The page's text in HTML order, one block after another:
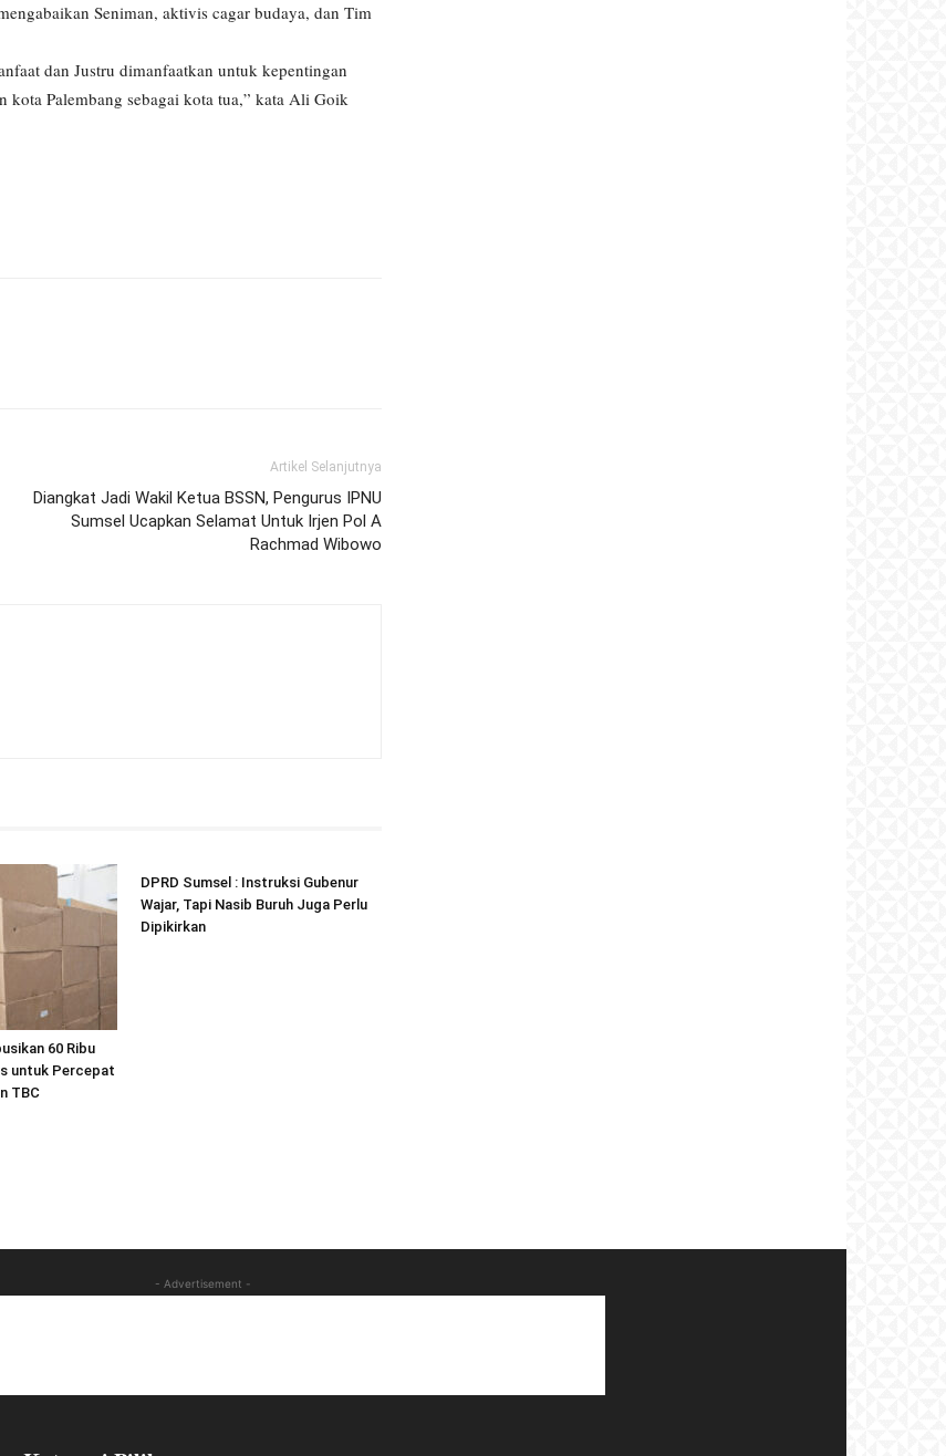
Seniman, aktivis cagar budaya, dan Tim
dan Justru dimanfaatkan untuk kepentingan
Palembang sebagai kota tua,” kata Ali Goik
Artikel Selanjutnya
Diangkat Jadi Wakil Ketua BSSN, Pengurus IPNU
Sumsel Ucapkan Selamat Untuk Irjen Pol A
Rachmad Wibowo
60 Ribu
untuk Percepat
TBC
DPRD Sumsel : Instruksi Gubenur
Wajar, Tapi Nasib Buruh Juga Perlu
Dipikirkan
- Advertisement -